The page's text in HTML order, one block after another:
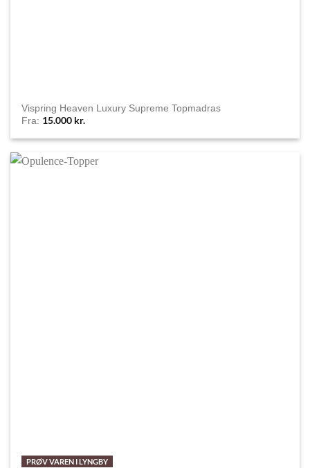
Vispring Heaven Luxury Supreme Topmadras
Fra: 15.000 kr.
PRØV VAREN I LYNGBY